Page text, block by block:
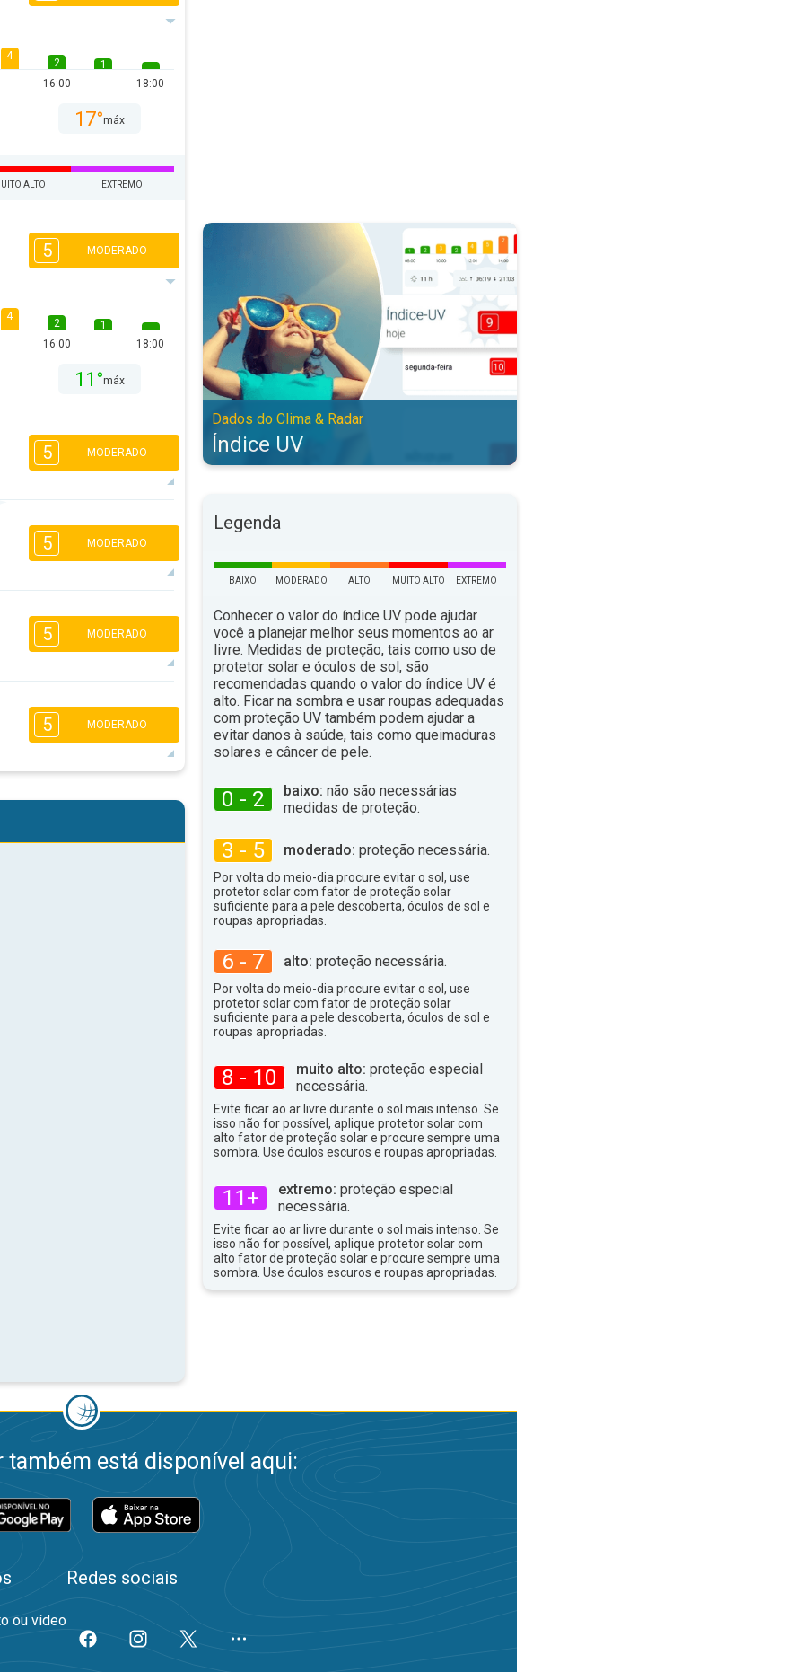
4
2
16:00
1
18:00
17°máx
ALTO EXTREMO
5 MODERADO
4
2
16:00
1
18:00
11°máx
5 MODERADO
2
16:00
1
18:00
5 MODERADO
2
16:00
1
18:00
5 MODERADO
2
16:00
1
18:00
5 MODERADO
2
1
Índice UV. Dados do Clima & Radar. . .
Dados do Clima & Radar
Índice UV
Legenda
BAIXO MODERADO ALTO MUITO ALTO EXTREMO
Conhecer o valor do índice UV pode ajudar
você a planejar melhor seus momentos ao ar
livre. Medidas de proteção, tais como uso de
protetor solar e óculos de sol, são
recomendadas quando o valor do índice UV é
alto. Ficar na sombra e usar roupas adequadas
com proteção UV também podem ajudar a
evitar danos à saúde, tais como queimaduras
solares e câncer de pele.
0 - 2 baixo: não são necessárias
medidas de proteção.
3 - 5 moderado: proteção necessária.
Por volta do meio-dia procure evitar o sol, use
protetor solar com fator de proteção solar
suficiente para a pele descoberta, óculos de sol e
roupas apropriadas.
6 - 7 alto: proteção necessária.
Por volta do meio-dia procure evitar o sol, use
protetor solar com fator de proteção solar
suficiente para a pele descoberta, óculos de sol e
roupas apropriadas.
8 - 10 muito alto: proteção especial
necessária.
Evite ficar ao ar livre durante o sol mais intenso. Se
isso não for possível, aplique protetor solar com
alto fator de proteção solar e procure sempre uma
sombra. Use óculos escuros e roupas apropriadas.
11+ extremo: proteção especial
necessária.
Evite ficar ao ar livre durante o sol mais intenso. Se
isso não for possível, aplique protetor solar com
alto fator de proteção solar e procure sempre uma
sombra. Use óculos escuros e roupas apropriadas.
também está disponível aqui:
ou vídeo
Redes sociais